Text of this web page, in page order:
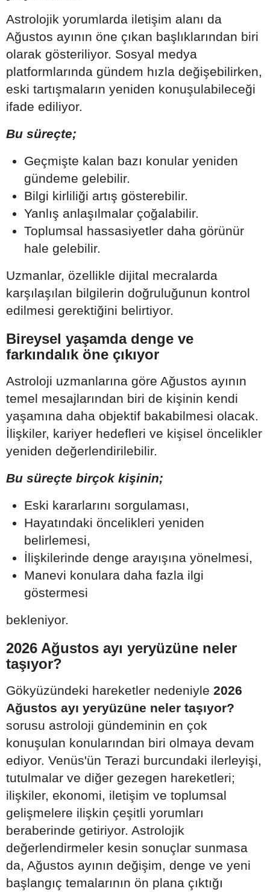
Astrolojik yorumlarda iletişim alanı da
Ağustos ayının öne çıkan başlıklarından biri
olarak gösteriliyor. Sosyal medya
platformlarında gündem hızla değişebilirken,
eski tartışmaların yeniden konuşulabileceği
ifade ediliyor.
Bu süreçte;
Geçmişte kalan bazı konular yeniden
gündeme gelebilir.
Bilgi kirliliği artış gösterebilir.
Yanlış anlaşılmalar çoğalabilir.
Toplumsal hassasiyetler daha görünür
hale gelebilir.
Uzmanlar, özellikle dijital mecralarda
karşılaşılan bilgilerin doğruluğunun kontrol
edilmesi gerektiğini belirtiyor.
Bireysel yaşamda denge ve
farkındalık öne çıkıyor
Astroloji uzmanlarına göre Ağustos ayının
temel mesajlarından biri de kişinin kendi
yaşamına daha objektif bakabilmesi olacak.
İlişkiler, kariyer hedefleri ve kişisel öncelikler
yeniden değerlendirilebilir.
Bu süreçte birçok kişinin;
Eski kararlarını sorgulaması,
Hayatındaki öncelikleri yeniden
belirlemesi,
İlişkilerinde denge arayışına yönelmesi,
Manevi konulara daha fazla ilgi
göstermesi
bekleniyor.
2026 Ağustos ayı yeryüzüne neler
taşıyor?
Gökyüzündeki hareketler nedeniyle 2026
Ağustos ayı yeryüzüne neler taşıyor?
sorusu astroloji gündeminin en çok
konuşulan konularından biri olmaya devam
ediyor. Venüs'ün Terazi burcundaki ilerleyişi,
tutulmalar ve diğer gezegen hareketleri;
ilişkiler, ekonomi, iletişim ve toplumsal
gelişmelere ilişkin çeşitli yorumları
beraberinde getiriyor. Astrolojik
değerlendirmeler kesin sonuçlar sunmasa
da, Ağustos ayının değişim, denge ve yeni
başlangıç temalarının ön plana çıktığı